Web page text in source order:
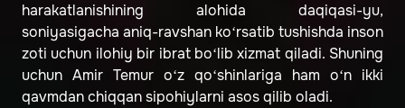
harakatlanishining alohida daqiqasi-yu,
soniyasigacha aniq-ravshan ko‘rsatib tushishda inson
zoti uchun ilohiy bir ibrat bo‘lib xizmat qiladi. Shuning
uchun Amir Temur o‘z qo‘shinlariga ham o‘n ikki
qavmdan chiqqan sipohiylarni asos qilib oladi.